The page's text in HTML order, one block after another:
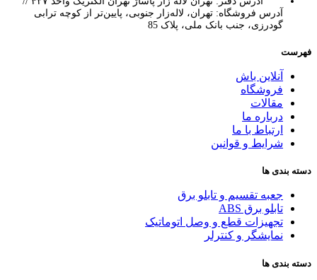
آدرس فروشگاه: تهران، لاله‌زار جنوبی، پایین‌تر از کوچه ترابی
گودرزی، جنب بانک ملی، پلاک 85
فهرست
آنلاین باش
فروشگاه
مقالات
درباره ما
ارتباط با ما
شرایط و قوانین
دسته بندی ها
جعبه تقسیم و تابلو برق
تابلو برق ABS
تجهیزات قطع و وصل اتوماتیک
نمایشگر و کنترلر
دسته بندی ها